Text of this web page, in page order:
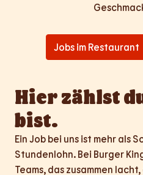
Jobs im Restaurant
Hier zählst
bist.
Ein Job bei uns ist mehr als
Stundenlohn. Bei Burger
Teams, das zusammen